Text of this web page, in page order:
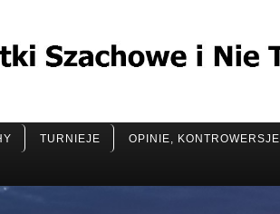
TURNIEJE OPINIE, KONTROWERSJE